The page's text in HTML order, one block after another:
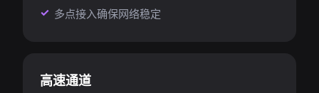
多点接入确保网络稳定
高速通道